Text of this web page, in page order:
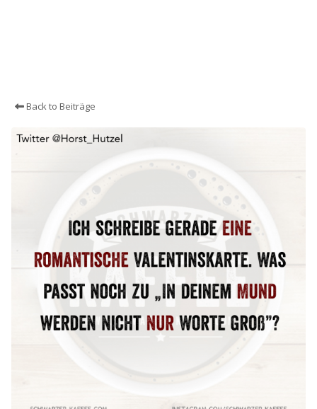
Back to Beiträge